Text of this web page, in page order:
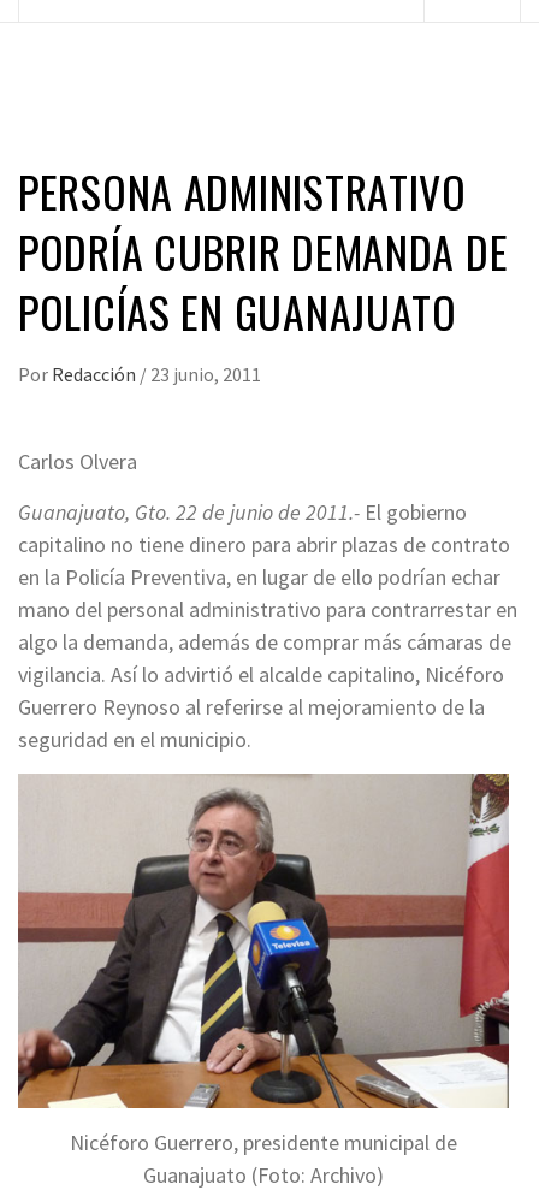
PERSONA ADMINISTRATIVO
PODRÍA CUBRIR DEMANDA DE
POLICÍAS EN GUANAJUATO
Por Redacción / 23 junio, 2011
Carlos Olvera
Guanajuato, Gto. 22 de junio de 2011.- El gobierno
capitalino no tiene dinero para abrir plazas de contrato
en la Policía Preventiva, en lugar de ello podrían echar
mano del personal administrativo para contrarrestar en
algo la demanda, además de comprar más cámaras de
vigilancia. Así lo advirtió el alcalde capitalino, Nicéforo
Guerrero Reynoso al referirse al mejoramiento de la
seguridad en el municipio.
Nicéforo Guerrero, presidente municipal de
Guanajuato (Foto: Archivo)